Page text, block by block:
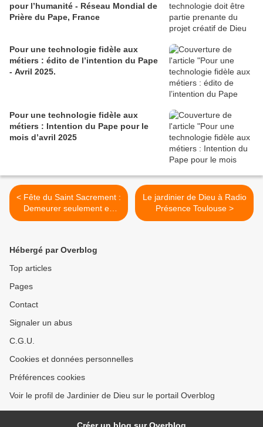
pour l’humanité - Réseau Mondial de
Prière du Pape, France
Pour une technologie fidèle aux
métiers : édito de l’intention du Pape
- Avril 2025.
Pour une technologie fidèle aux
métiers : Intention du Pape pour le
mois d’avril 2025
< Fête du Saint Sacrement :
Demeurer seulement en
Celui qui passe, être
Le jardinier de Dieu à Radio
Présence Toulouse >
Hébergé par Overblog
Top articles
Pages
Contact
Signaler un abus
C.G.U.
Cookies et données personnelles
Préférences cookies
Voir le profil de Jardinier de Dieu sur le portail Overblog
Créer un blog sur Overblog